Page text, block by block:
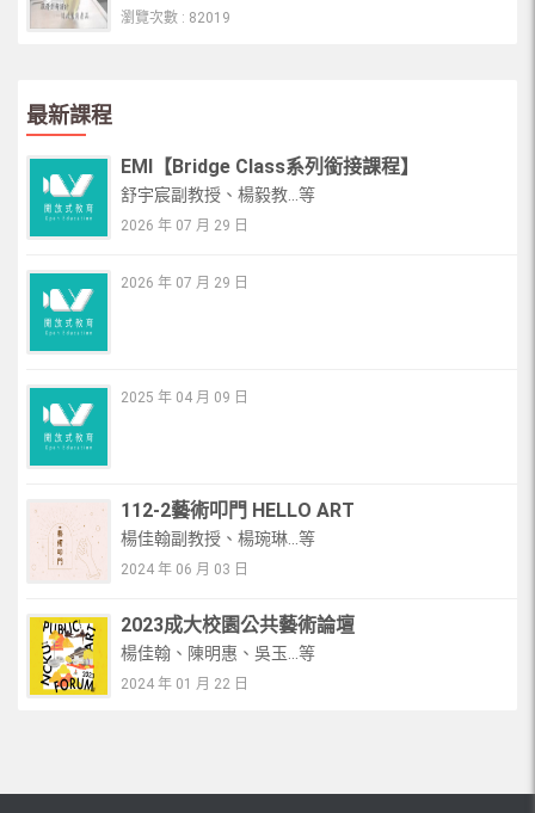
瀏覽次數 : 82019
最新課程
EMI【Bridge Class系列銜接課程】
舒宇宸副教授、楊毅教...等
2026 年 07 月 29 日
2026 年 07 月 29 日
2025 年 04 月 09 日
112-2藝術叩門 HELLO ART
楊佳翰副教授、楊琬琳...等
2024 年 06 月 03 日
2023成大校園公共藝術論壇
楊佳翰、陳明惠、吳玉...等
2024 年 01 月 22 日